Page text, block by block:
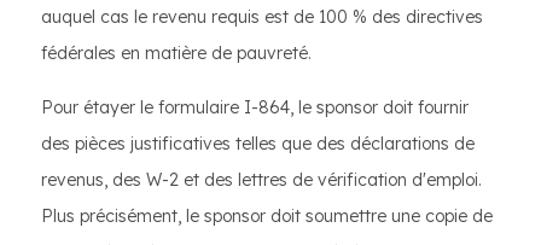
auquel cas le revenu requis est de 100 % des directives
fédérales en matière de pauvreté.
Pour étayer le formulaire I-864, le sponsor doit fournir
des pièces justificatives telles que des déclarations de
revenus, des W-2 et des lettres de vérification d'emploi.
Plus précisément, le sponsor doit soumettre une copie de